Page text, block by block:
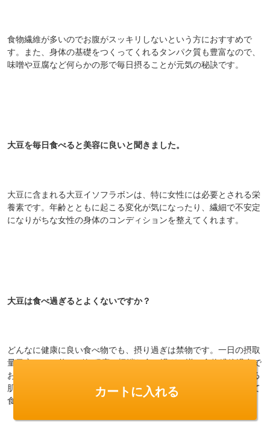
食物繊維が多いのでお腹がスッキリしないという方におすすめで
す。また、身体の基礎をつくってくれるタンパク質も豊富なので、
味噌や豆腐など何らかの形で毎日摂ることが元気の秘訣です。
大豆を毎日食べると美容に良いと聞きました。
大豆に含まれる大豆イソフラボンは、特に女性には必要とされる栄
養素です。年齢とともに起こる変化が気になったり、繊細で不安定
になりがちな女性の身体のコンディションを整えてくれます。
大豆は食べ過ぎるとよくないですか？
どんなに健康に良い食べ物でも、摂り過ぎは禁物です。一日の摂取
量目安は35g(約100粒)程度。極端な食べ過ぎは逆に食物繊維過多で
お通じが悪くなるトラブルや、女性ホルモンのバランスの偏による
肌トラブルを引き起こす可能性がありますので、適量を長く続けて
食べるように心掛けてください。
カートに入れる